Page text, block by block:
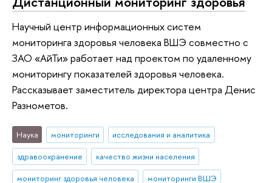
Научный центр информационных систем
мониторинга здоровья человека ВШЭ совместно с
ЗАО «АйТи» работает над проектом по удаленному
мониторингу показателей здоровья человека.
Рассказывает заместитель директора центра Денис
Разнометов.
Наука мониторинги
исследования и аналитика
здравоохранение
качество жизни населения
мониторинг здоровья человека
мониторинги ВШЭ